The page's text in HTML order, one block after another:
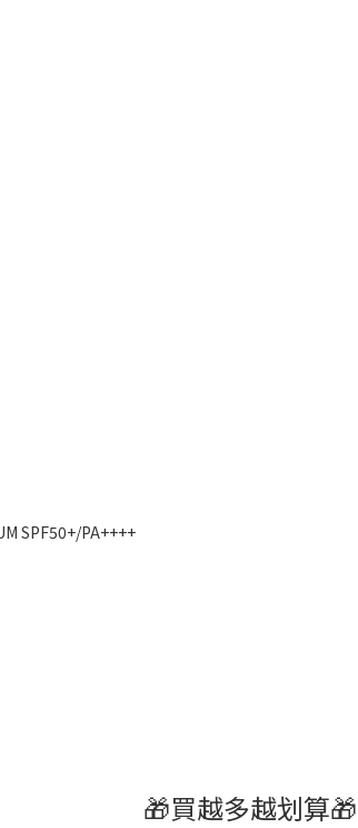
SPF50+/PA++++
🎁買越多越划算🎁